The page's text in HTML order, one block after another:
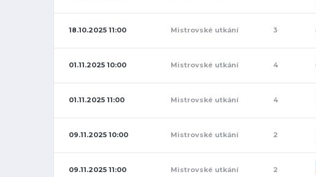
18.10.2025 11:00 Mistrovské utkání 3
01.11.2025 10:00 Mistrovské utkání 4
01.11.2025 11:00 Mistrovské utkání 4
09.11.2025 10:00 Mistrovské utkání 2
09.11.2025 11:00 Mistrovské utkání 2